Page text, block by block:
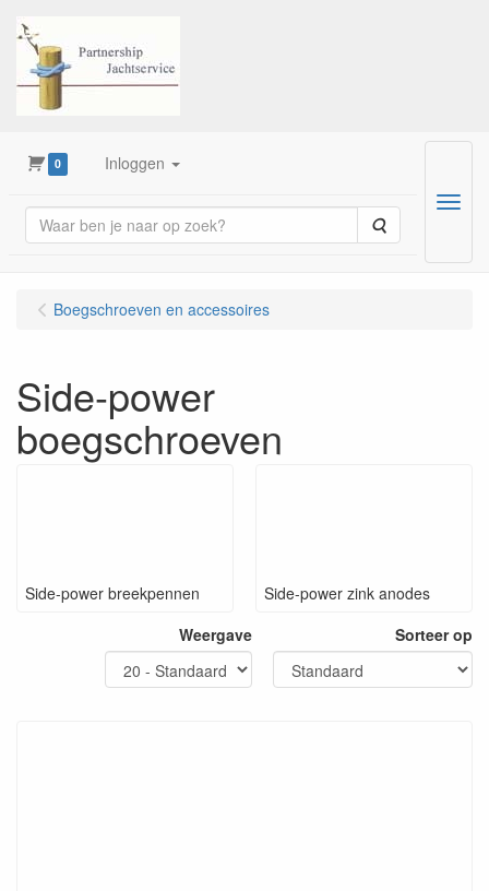
0 Inloggen
Zoeken
Menu
Boegschroeven en accessoires
Side-power
boegschroeven
Side-power breekpennen
Side-power zink anodes
Weergave
Sorteer op